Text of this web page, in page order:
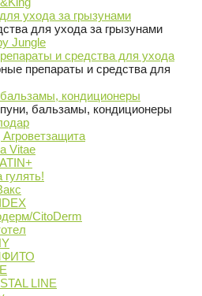
ухода за грызунами
для ухода за грызунами
Jungle
и средства для ухода
препараты и средства для
кондиционеры
бальзамы, кондиционеры
Vitae
гулять!
CitoDerm
LINE